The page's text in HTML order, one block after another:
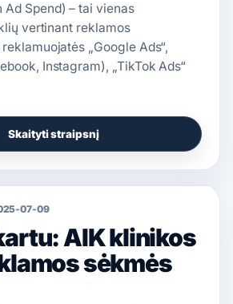
Ad Spend) – tai vienas
vertinant reklamos
„Google Ads“,
Instagram), „TikTok Ads“
Skaityti straipsnį
07-09
AIK klinikos
sėkmės